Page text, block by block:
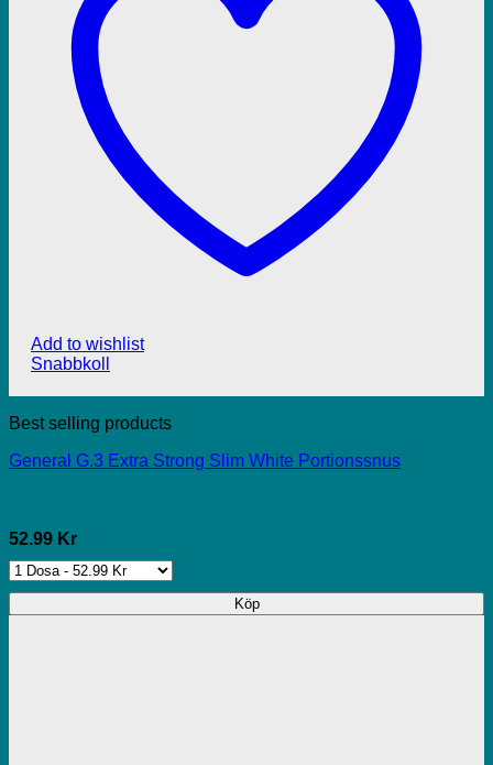
Add to wishlist
Snabbkoll
Best selling products
General G.3 Extra Strong Slim White Portionssnus
52.99 Kr
Köp